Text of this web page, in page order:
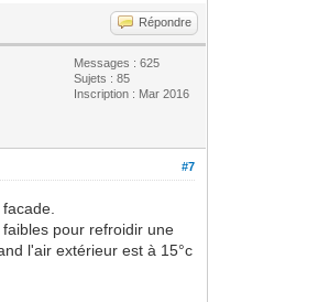
Répondre
Messages : 625
Sujets : 85
Inscription : Mar 2016
#7
pour refroidir une
l'air extérieur est à 15°c